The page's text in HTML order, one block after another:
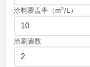
涂料覆盖率（m²/L）
涂刷遍数